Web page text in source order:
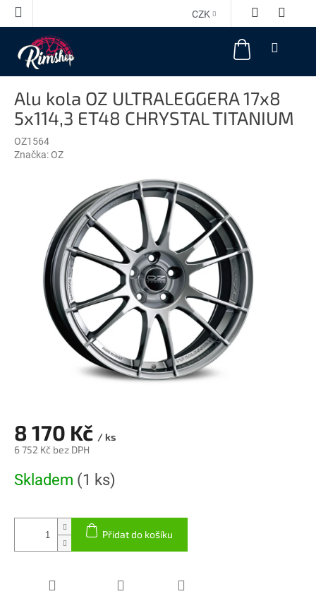
Přejít
CZK
NÁKUPNÍ
KOŠÍK
Alu kola OZ ULTRALEGGERA 17x8
5x114,3 ET48 CHRYSTAL TITANIUM
OZ1564
Značka: OZ
8 170 Kč / ks
6 752 Kč bez DPH
cena:
Skladem (1 ks)
Přidat do košíku